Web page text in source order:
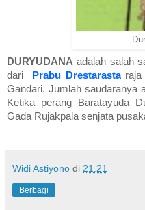
DURYUDANAadalah salah
dari
Prabu Drestarastaraja
Gandari. Jumlah saudaranya
Ketika perang Baratayuda
Gada Rujakpala senjata
Widi Astiyono di 21.21
Berbagi